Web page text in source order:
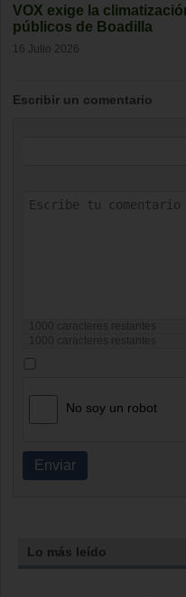
VOX exige la
públicos de Boadilla
16 Julio 2026
Escribir un comentario
caracteres restantes
caracteres restantes
No soy un robot
Enviar
Lo más leído